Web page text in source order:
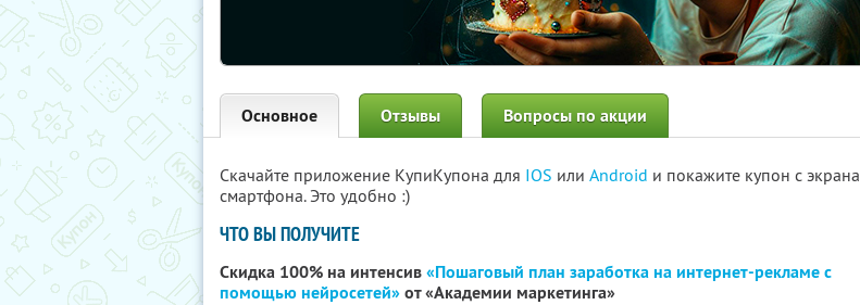
Основное Отзывы Вопросы по акции
Скачайте приложение КупиКупона для IOS или Android и покажите купон с экрана
смартфона. Это удобно :)
ЧТО ВЫ ПОЛУЧИТЕ
Скидка 100% на интенсив«Пошаговый план заработка на интернет-рекламе с
помощью нейросетей»от «Академии маркетинга»